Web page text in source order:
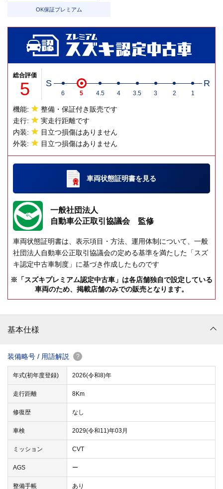
OK保証プレミアム
総合評価
5 S R
6 5 4.5 4 3.5 3 2 1
機能:
整備・保証付き販売です
走行:
実走行距離です
内装:
目立つ損傷はありません
外装:
目立つ損傷はありません
車両状態証明書を見る
一般社団法人
自動車公正取引協議会 監修
車両状態証明書は、表示項目・方法、運用体制について、一般
社団法人自動車公正取引協議会の定める基準を満たした「スズ
キ認定中古車制度」に基づき作成したものです
※「スズキプレミアム認定中古車」は各店舗独自で設定している
車両のため、掲載店舗のみでの販売となります。
基本仕様
装備略号 / 用語解説 ?
年式(初年度登録) 2026(令和8)年
走行距離 8Km
修復歴 なし
車検 2029(令和11)年03月
ミッション CVT
AGS ー
整備手帳 あり